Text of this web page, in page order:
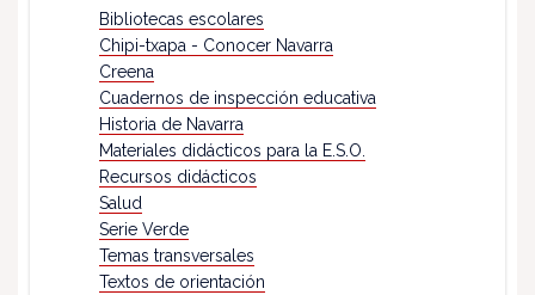
Bibliotecas escolares
Chipi-txapa - Conocer Navarra
Creena
Cuadernos de inspección educativa
Historia de Navarra
Materiales didácticos para la E.S.O.
Recursos didácticos
Salud
Serie Verde
Temas transversales
Textos de orientación